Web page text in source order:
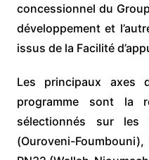
concessionnel du
développement et
issus de la Facilité
Les principaux
programme sont la
sélectionnés sur les
(Ouroveni-